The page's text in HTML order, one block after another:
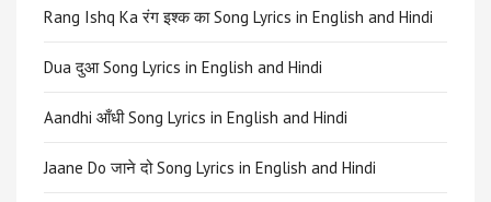
Rang Ishq Ka रंग इश्क का Song Lyrics in English and Hindi
Dua दुआ Song Lyrics in English and Hindi
Aandhi आँधी Song Lyrics in English and Hindi
Jaane Do जाने दो Song Lyrics in English and Hindi